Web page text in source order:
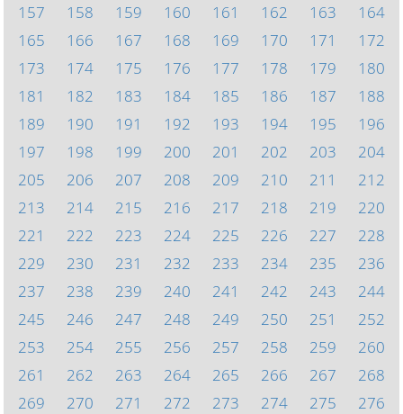
157
158 159 160 161 162 163
164
165
166 167 168 169 170 171
172
173
174 175 176 177 178 179
180
181
182 183 184 185 186 187
188
189
190 191 192 193 194 195
196
197
198 199 200 201 202 203
204
205
206 207 208 209 210 211
212
213
214 215 216 217 218 219
220
221
222 223 224 225 226 227
228
229
230 231 232 233 234 235
236
237
238 239 240 241 242 243
244
245
246 247 248 249 250 251
252
253
254 255 256 257 258 259
260
261
262 263 264 265 266 267
268
269
270 271 272 273 274 275
276